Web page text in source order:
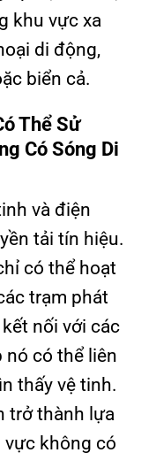
khu vực xa
di động,
biển cả.
Thể Sử
Có Sóng Di
và điện
tải tín hiệu.
có thể hoạt
trạm phát
nối với các
nó có thể liên
thấy vệ tinh.
trở thành lựa
không có